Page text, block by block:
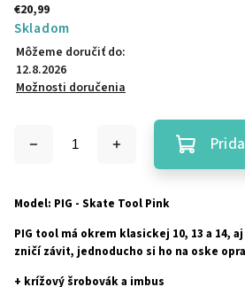
€20,99
Skladom
Môžeme doručiť do:
12.8.2026
Možnosti doručenia
Model: PIG - Skate Tool Pink
PIG tool má okrem klasickej 10, 13 a 14,
zničí závit, jednoducho si ho na oske
+ krížový šrobovák a imbus